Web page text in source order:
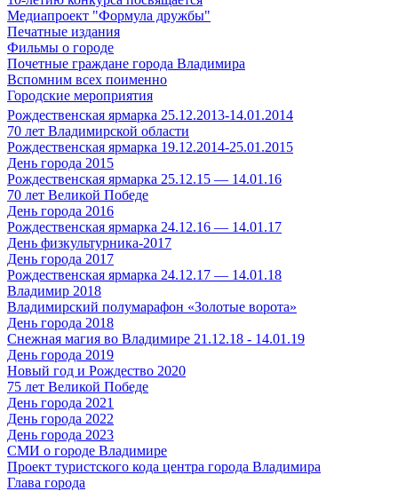
Медиапроект "Формула дружбы"
Печатные издания
Фильмы о городе
Почетные граждане города Владимира
Вспомним всех поименно
Городские мероприятия
Рождественская ярмарка 25.12.2013-14.01.2014
70 лет Владимирской области
Рождественская ярмарка 19.12.2014-25.01.2015
День города 2015
Рождественская ярмарка 25.12.15 — 14.01.16
70 лет Великой Победе
День города 2016
Рождественская ярмарка 24.12.16 — 14.01.17
День физкультурника-2017
День города 2017
Рождественская ярмарка 24.12.17 — 14.01.18
Владимир 2018
Владимирский полумарафон «Золотые ворота»
День города 2018
Снежная магия во Владимире 21.12.18 - 14.01.19
День города 2019
Новый год и Рождество 2020
75 лет Великой Победе
День города 2021
День города 2022
День города 2023
СМИ о городе Владимире
Проект туристского кода центра города Владимира
Глава города